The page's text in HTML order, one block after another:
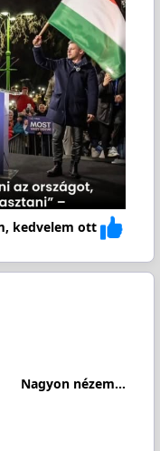
kedvelem ott
Nagyon nézem...